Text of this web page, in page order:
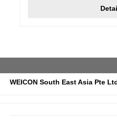
WEICON South East Asia Pte